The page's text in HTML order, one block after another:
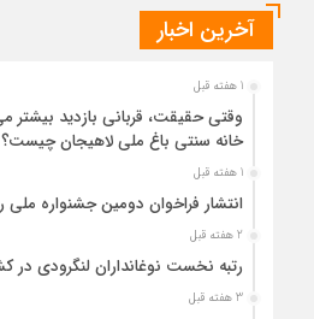
آخرین اخبار
1 هفته قبل
وقتی حقیقت، قربانی بازدید
خانه سنتی باغ ملی لاهیجان چیست؟
1 هفته قبل
انتشار فراخوان دومین جشنواره ملی
2 هفته قبل
رتبه نخست نوغانداران لنگرودی در
3 هفته قبل